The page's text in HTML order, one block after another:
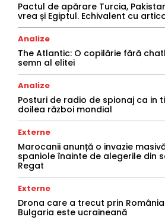
Pactul de apărare Turcia,
vrea și Egiptul. Echivalent cu
Analize
The Atlantic: O copilărie fără
semn al elitei
Analize
Posturi de radio de spionaj ca in
doilea război mondial
Externe
Marocanii anunță o invazie
spaniole înainte de alegerile din
Regat
Externe
Drona care a trecut prin
Bulgaria este ucraineană